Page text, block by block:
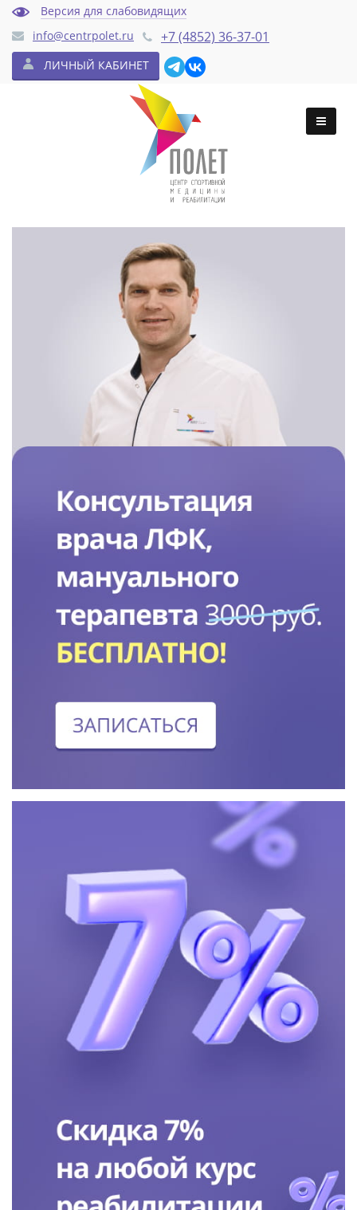
Версия для слабовидящих
info@centrpolet.ru
+7 (4852) 36-37-01
ЛИЧНЫЙ КАБИНЕТ